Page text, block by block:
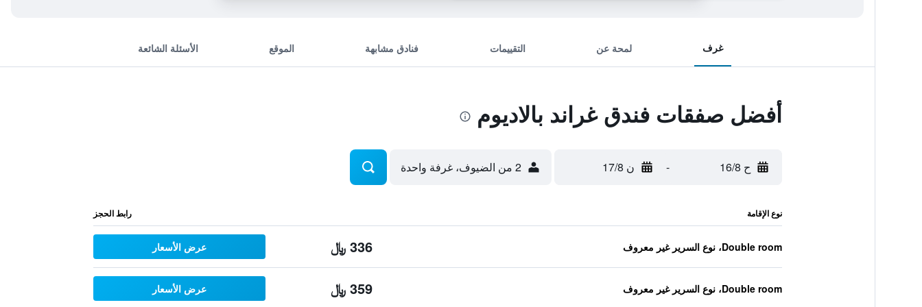
غرف لمحة عن التقييمات فنادق مشابهة الموقع الأسئلة الشائعة
أفضل صفقات فندق غراند بالاديوم
ح 16/8 - ن 17/8 2 من الضيوف، غرفة واحدة
نوع الإقامة رابط الحجز
Double room، نوع السرير غير معروف 336 ﷼ عرض الأسعار
Double room، نوع السرير غير معروف 359 ﷼ عرض الأسعار